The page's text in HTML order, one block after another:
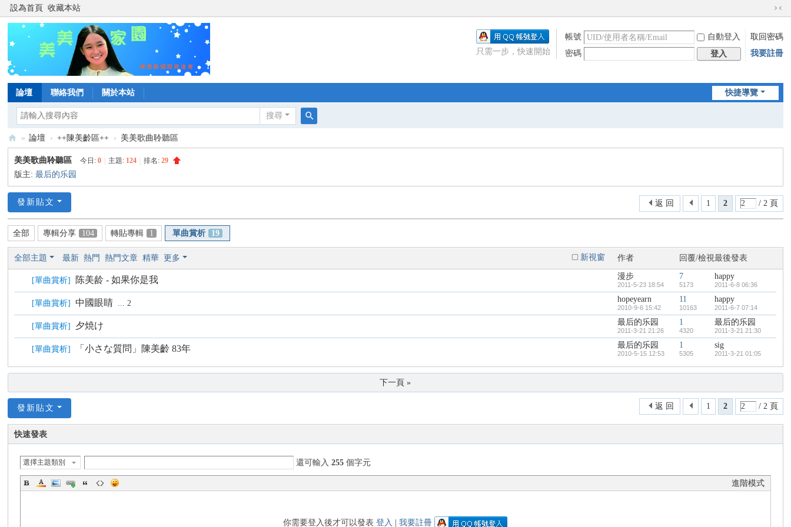
設為首頁 收藏本站
切
到
窄
帳號 自動登入
取回密碼
密碼
登入 我要註冊
只需一步，快速開始
快捷導覽
論壇 聯絡我們 關於本站
搜尋
尋
陳
美
齡
家
園
際
美
齡
歌
迷
論
» 論壇 › ++陳美齡區++ › 美美歌曲聆聽區
美美歌曲聆聽區 今日:0 主題: 124 排名:29
版主:最后的乐园
1 2 / 2 頁
返 回
發新貼文
全部 專輯分享 104 轉貼專輯 1 單曲賞析 19
新視窗
全部主題 最新 熱門 熱門文章 精華 更多 作者 回覆/檢視最後發表
[單曲賞析] 陈美龄 - 如果你是我 漫步
2011-5-23 18:54
7
5173
happy
2011-6-8 06:36
[單曲賞析] 中國眼睛 ... 2 hopeyearn
2010-9-6 15:42
11
10163
happy
2011-6-7 07:14
[單曲賞析] 夕焼け 最后的乐园
2011-3-21 21:26
1
4320
最后的乐园
2011-3-21 21:30
[單曲賞析] 「小さな質問」陳美齡 83年 最后的乐园
2010-5-15 12:53
1
5305
sig
2011-3-21 01:05
下一頁 »
1 2 / 2 頁
返 回
發新貼文
快速發表
選擇主題類別 還可輸入255 個字元
進階模式
你需要登入後才可以發表登入 |我要註冊